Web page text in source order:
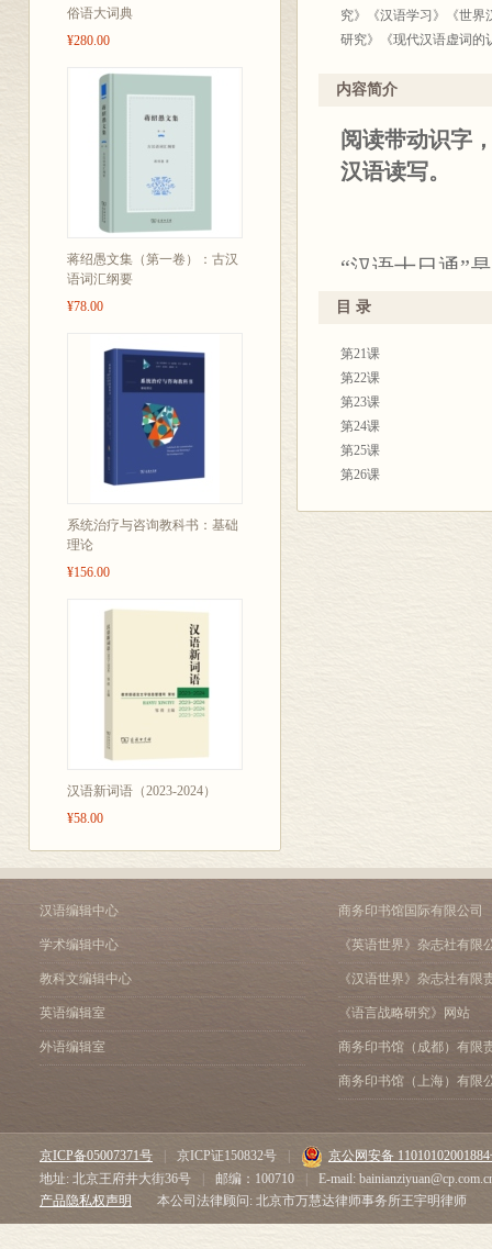
俗语大词典
¥280.00
蒋绍愚文集（第一卷）：古汉
语词汇纲要
¥78.00
系统治疗与咨询教科书：基础
理论
¥156.00
汉语新词语（2023-2024）
¥58.00
究》《汉语学习》《世界
研究》《现代汉语虚词的
国际研讨会“语法新秀”一
内容简介
阅读带动识字
汉语读写。
“汉语十日通”
材，分入门篇
院作为教材，
程教材长期使
十日通”综合
十日通•读写》
技能与综合语
目 录
第21课
第22课
第23课
第24课
第25课
第26课
汉语编辑中心
学术编辑中心
教科文编辑中心
英语编辑室
外语编辑室
商务印书馆国际有限公司
《英语世界》杂志社有限
《汉语世界》杂志社有限
《语言战略研究》网站
商务印书馆（成都）有限
商务印书馆（上海）有限
京ICP备05007371号 京ICP证150832号
京公网安备
地址: 北京王府井大街36号
邮编：100710
E-mail:
产品隐私权声明
本公司法律顾问: 北京市万慧达律师事务所王宇明律师